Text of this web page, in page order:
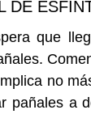
que
no
pañales a